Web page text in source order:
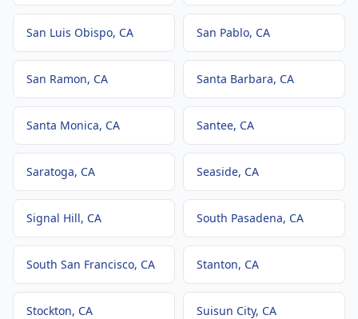
San Luis Obispo, CA San Pablo, CA
San Ramon, CA Santa Barbara, CA
Santa Monica, CA Santee, CA
Saratoga, CA Seaside, CA
Signal Hill, CA South Pasadena, CA
South San Francisco, CA Stanton, CA
Stockton, CA Suisun City, CA